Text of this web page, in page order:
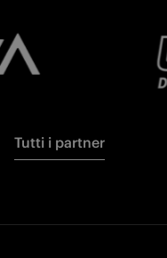
Tutti i partner